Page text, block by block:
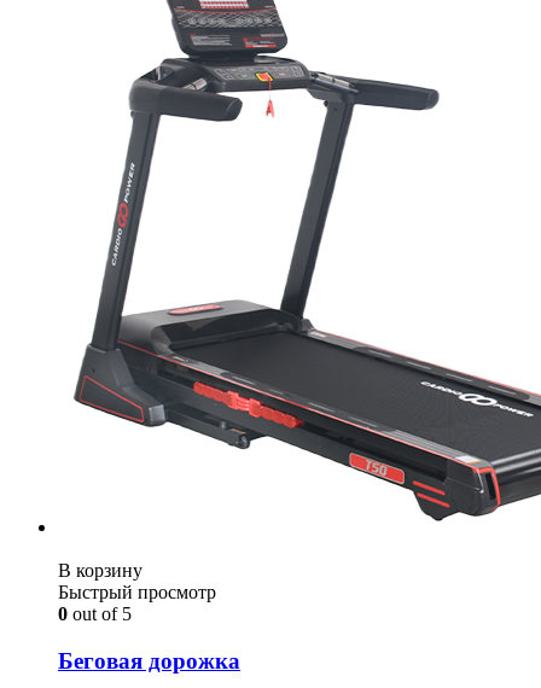
В корзину
Быстрый просмотр
0 out of 5
Беговая дорожка